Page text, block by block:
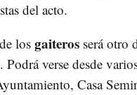
del acto.
los gaiteros será otro
Podrá verse desde
Casa